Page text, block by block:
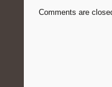
Comments are